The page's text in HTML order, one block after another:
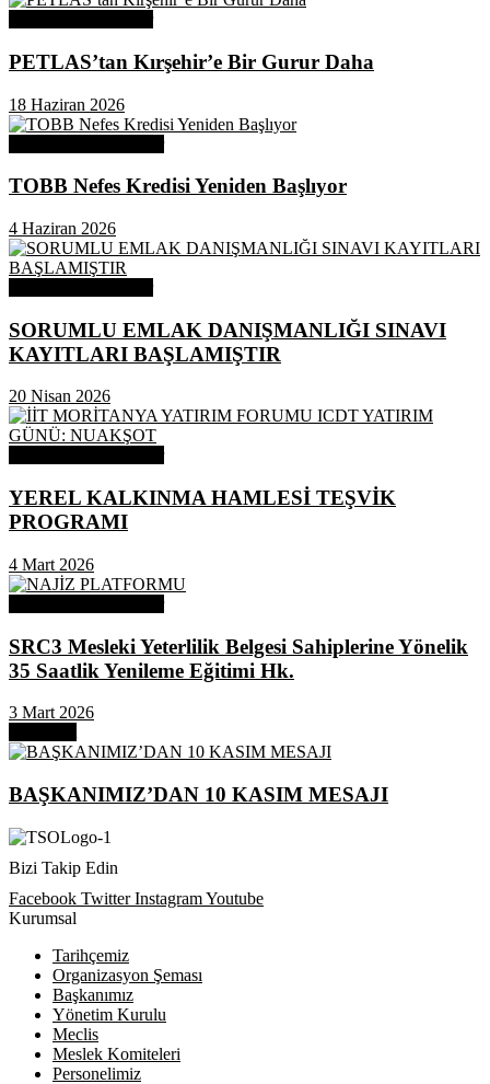
PETLAS’tan Kırşehir’e Bir Gurur Daha
18 Haziran 2026
TOBB Nefes Kredisi Yeniden Başlıyor
4 Haziran 2026
SORUMLU EMLAK DANIŞMANLIĞI SINAVI
KAYITLARI BAŞLAMIŞTIR
20 Nisan 2026
YEREL KALKINMA HAMLESİ TEŞVİK
PROGRAMI
4 Mart 2026
SRC3 Mesleki Yeterlilik Belgesi Sahiplerine Yönelik
35 Saatlik Yenileme Eğitimi Hk.
3 Mart 2026
BAŞKANIMIZ’DAN 10 KASIM MESAJI
Bizi Takip Edin
Facebook Twitter InstagramYoutube
Kurumsal
Tarihçemiz
Organizasyon Şeması
Başkanımız
Yönetim Kurulu
Meclis
Meslek Komiteleri
Personelimiz